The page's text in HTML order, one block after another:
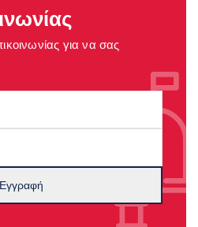
για να σας